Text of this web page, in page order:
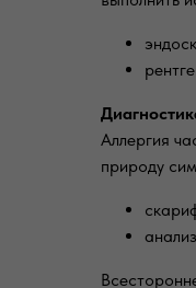
Аллергия
природу